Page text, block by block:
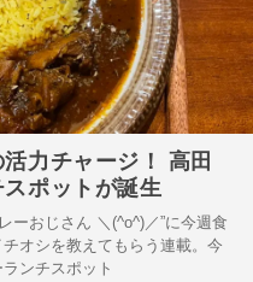
力チャージ！ 高田
ポットが誕生
ーおじさん ＼(^o^)／”に今週食
オシを教えてもらう連載。今
ンチスポット